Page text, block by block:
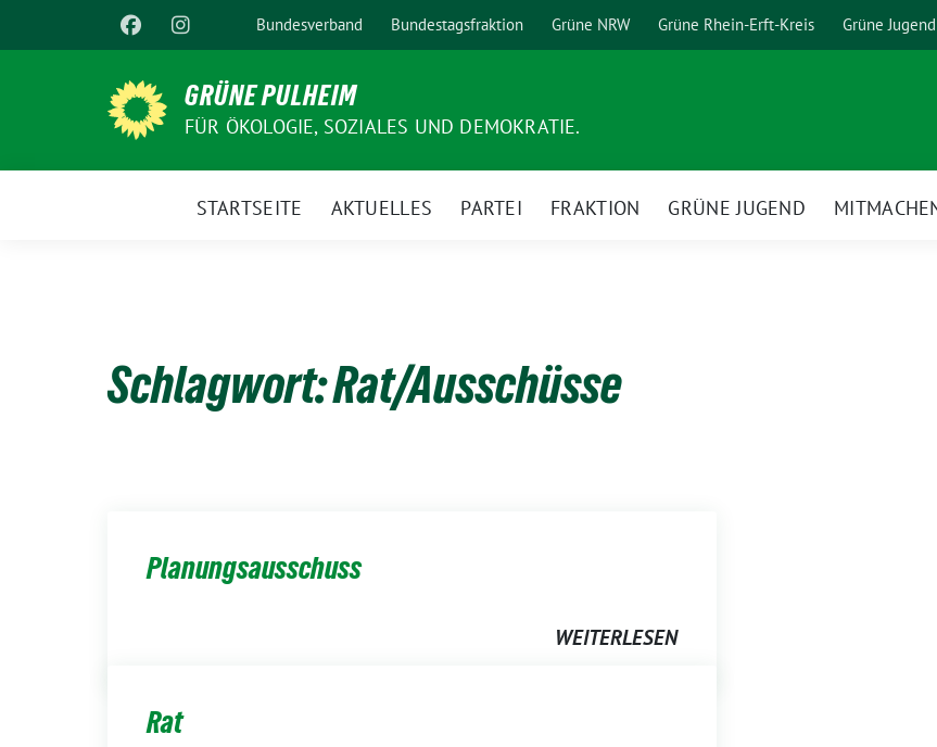
zum
Bundesverband Bundestagsfraktion Grüne NRW Grüne Rhein-Erft-Kreis Grüne Jugend
GRÜNE PULHEIM
FÜR ÖKOLOGIE, SOZIALES UND DEMOKRATIE.
STARTSEITE AKTUELLES PARTEI FRAKTION GRÜNE JUGEND
Schlagwort:Rat/Ausschüsse
Planungsausschuss
WEITERLESEN
Rat